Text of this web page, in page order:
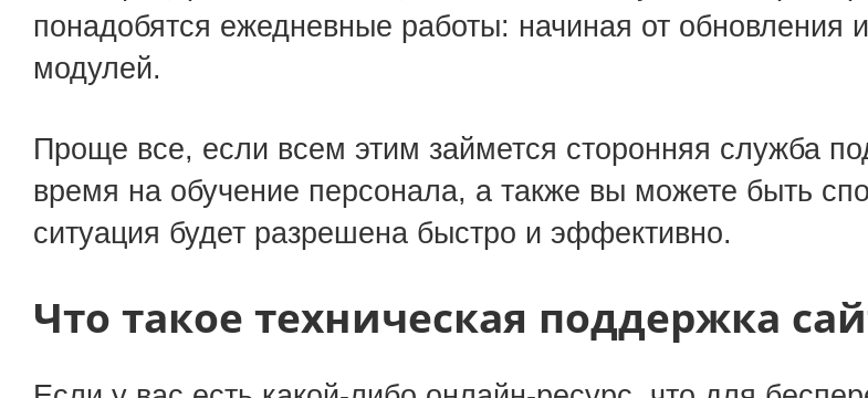
Контекстная реклама
понадобятся ежедневные работы: начиная от обновления
модулей.
Проще все, если всем этим займется сторонняя служба
время на обучение персонала, а также вы можете быть
ситуация будет разрешена быстро и эффективно.
Что такое техническая поддержка